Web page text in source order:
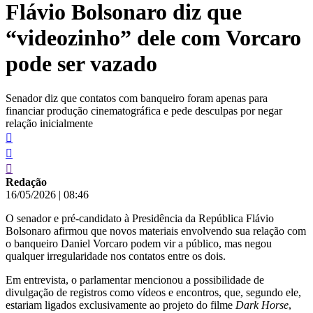
conteúdo
Flávio Bolsonaro diz que
“videozinho” dele com Vorcaro
pode ser vazado
Senador diz que contatos com banqueiro foram apenas para
financiar produção cinematográfica e pede desculpas por negar
relação inicialmente
Redação
16/05/2026 | 08:46
O senador e pré-candidato à Presidência da República Flávio
Bolsonaro afirmou que novos materiais envolvendo sua relação com
o banqueiro Daniel Vorcaro podem vir a público, mas negou
qualquer irregularidade nos contatos entre os dois.
Em entrevista, o parlamentar mencionou a possibilidade de
divulgação de registros como vídeos e encontros, que, segundo ele,
estariam ligados exclusivamente ao projeto do filme Dark Horse,